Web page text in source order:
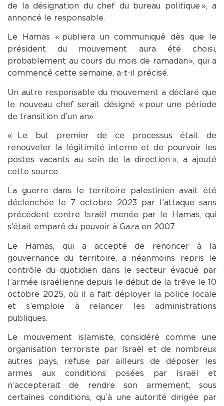
de la désignation du chef du bureau politique », a
annoncé le responsable.
Le Hamas « publiera un communiqué dès que le
président du mouvement aura été choisi,
probablement au cours du mois de ramadan », qui a
commencé cette semaine, a-t-il précisé.
Un autre responsable du mouvement a déclaré que
le nouveau chef serait désigné « pour une période
de transition d’un an ».
« Le but premier de ce processus était de
renouveler la légitimité interne et de pourvoir les
postes vacants au sein de la direction », a ajouté
cette source.
La guerre dans le territoire palestinien avait été
déclenchée le 7 octobre 2023 par l’attaque sans
précédent contre Israël menée par le Hamas, qui
s’était emparé du pouvoir à Gaza en 2007.
Le Hamas, qui a accepté de renoncer à la
gouvernance du territoire, a néanmoins repris le
contrôle du quotidien dans le secteur évacué par
l’armée israélienne depuis le début de la trêve le 10
octobre 2025, où il a fait déployer la police locale
et s’emploie à relancer les administrations
publiques.
Le mouvement islamiste, considéré comme une
organisation terroriste par Israël et de nombreux
autres pays, refuse par ailleurs de déposer les
armes aux conditions posées par Israël et
n’accepterait de rendre son armement, sous
certaines conditions, qu’à une autorité dirigée par